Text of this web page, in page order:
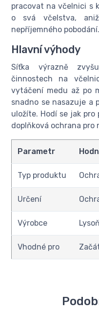
pracovat na včelnici s
o svá včelstva,
nepříjemného pobodání.
Hlavní výhody
Síťka výrazně
činnostech na
vytáčení medu až po
snadno se nasazuje a
uložíte. Hodí se jak
doplňková ochrana pro
Parametr
Typ produktu
Určení
Výrobce Lysoň
Vhodné pro